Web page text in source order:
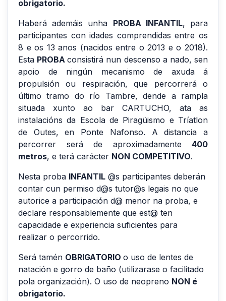
obrigatorio.
Haberá ademáis unha PROBA INFANTIL, para
participantes con idades comprendidas entre os
8 e os 13 anos (nacidos entre o 2013 e o 2018).
Esta PROBAconsistirá nun descenso a nado, sen
apoio de ningún mecanismo de axuda á
propulsión ou respiración, que percorrerá o
último tramo do río Tambre, dende a rampla
situada xunto ao bar CARTUCHO, ata as
instalacións da Escola de Piragüismo e Tríatlon
de Outes, en Ponte Nafonso. A distancia a
percorrer será de aproximadamente 400
metros, e terá carácter NON COMPETITIVO.
Nesta proba INFANTIL @s participantes deberán
contar cun permiso d@s tutor@s legais no que
autorice a participación d@ menor na proba, e
declare responsablemente que est@ ten
capacidade e experiencia suficientes para
realizar o percorrido.
Será tamén OBRIGATORIO o uso de lentes de
natación e gorro de baño (utilizarase o facilitado
pola organización). O uso de neopreno NON é
obrigatorio.